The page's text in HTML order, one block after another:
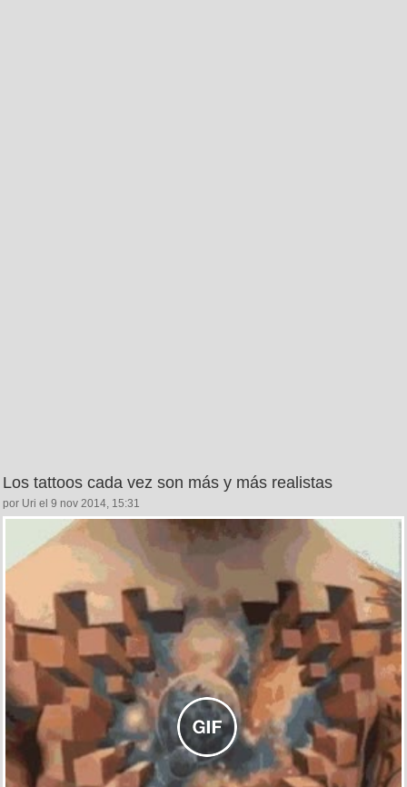
Los tattoos cada vez son más y más realistas
por Uri el 9 nov 2014, 15:31